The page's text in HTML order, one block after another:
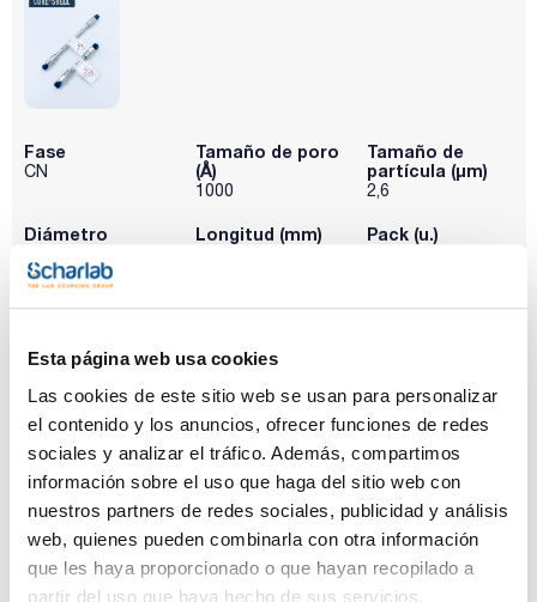
Esta página web usa cookies
Las cookies de este sitio web se usan para personalizar
el contenido y los anuncios, ofrecer funciones de redes
sociales y analizar el tráfico. Además, compartimos
información sobre el uso que haga del sitio web con
nuestros partners de redes sociales, publicidad y análisis
web, quienes pueden combinarla con otra información
que les haya proporcionado o que hayan recopilado a
partir del uso que haya hecho de sus servicios.
Fase
CN
Tamaño de poro
(Å)
1000
Tamaño de
partícula (μm)
2,6
Diámetro
2,1
Longitud (mm) Pack (u.)
Ver stock